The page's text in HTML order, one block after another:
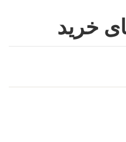
خرید